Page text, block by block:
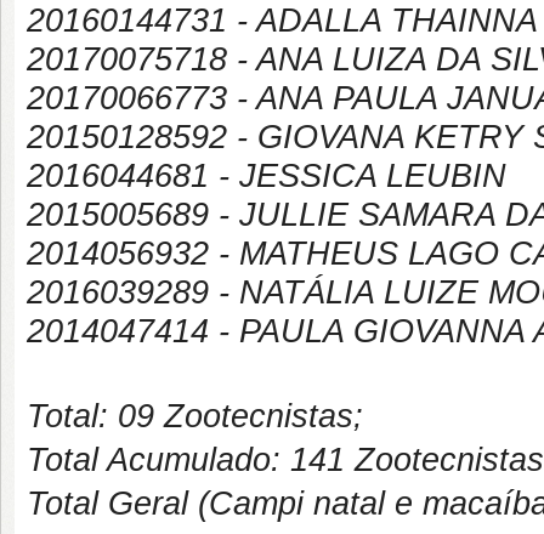
20160144731 - ADALLA
20170075718 - ANA LUIZA DA
20170066773 - ANA PAULA
20150128592 - GIOVANA KETRY
2016044681 - JESSICA LEUBIN
2015005689 - JULLIE SAMARA
2014056932 - MATHEUS LAGO
2016039289 - NATÁLIA LUIZE
2014047414 - PAULA
Total: 09 Zootecnistas;
Total Acumulado: 141
Total Geral (Campi natal e